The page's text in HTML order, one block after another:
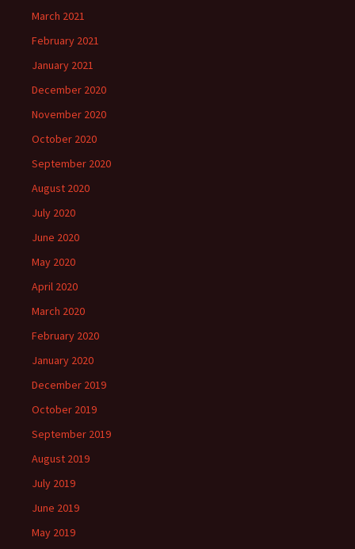
March 2021
February 2021
January 2021
December 2020
November 2020
October 2020
September 2020
August 2020
July 2020
June 2020
May 2020
April 2020
March 2020
February 2020
January 2020
December 2019
October 2019
September 2019
August 2019
July 2019
June 2019
May 2019